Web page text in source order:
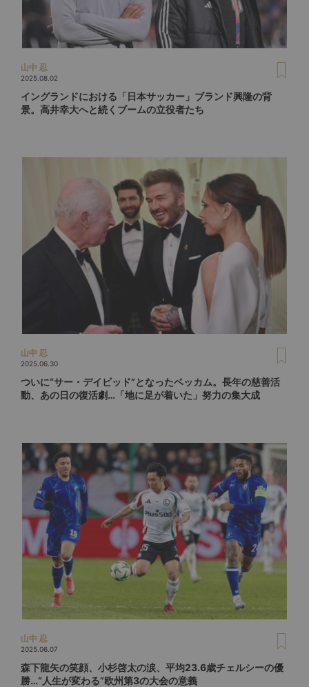
山中 忍
2025.08.02
イングランドにおける「日本サッカー」ブランド興隆の背
景。高井幸大へと続くブームの立役者たち
山中 忍
2025.06.30
ついに“サー・デイビッド”となったベッカム。長年の慈善活
動、あの日の復活劇…「地に足が着いた」努力の集大成
山中 忍
2025.06.07
森下龍矢の笑顔、小杉啓太の涙、平均23.6歳チェルシーの優
勝…“人生が変わる”欧州第3の大会の意義